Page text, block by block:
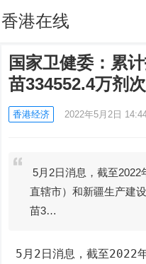
香港在线
国家卫健委：累
苗334552.4万剂次
香港经济 2022年5月2日
5月2日消息，截至2022
直辖市）和新疆生产建
苗3…
5月2日消息，截至2022